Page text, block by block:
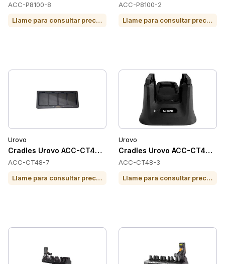
ACC-P8100-8
Llame para consultar precio o para comprar
ACC-P8100-2
Llame para consultar precio o para comprar
Urovo
Cradles Urovo ACC-CT48-7
ACC-CT48-7
Llame para consultar precio o para comprar
Urovo
Cradles Urovo ACC-CT48-3
ACC-CT48-3
Llame para consultar precio o para comprar